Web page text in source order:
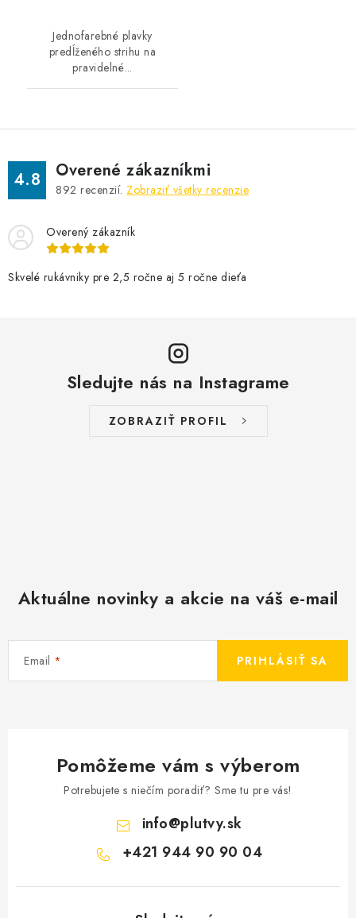
Jednofarebné plavky
predĺženého strihu na
pravidelné...
4.8 Overené zákazníkmi
892 recenzií. Zobraziť všetky recenzie
Overený zákazník
Skvelé rukávniky pre 2,5 ročne aj 5 ročne dieťa
Sledujte nás na Instagrame
ZOBRAZIŤ PROFIL
Aktuálne novinky a akcie na váš e-mail
Email PRIHLÁSIŤ SA
Pomôžeme vám s výberom
Potrebujete s niečím poradiť? Sme tu pre vás!
info@plutvy.sk
+421 944 90 90 04